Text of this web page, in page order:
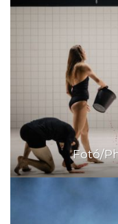
Fotó/